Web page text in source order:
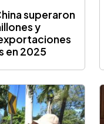
superaron
y
en 2025